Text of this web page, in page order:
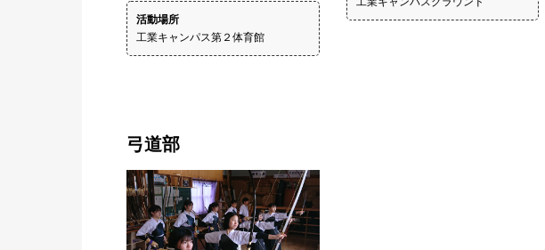
活動場所
工業キャンパス第２体育館
弓道部